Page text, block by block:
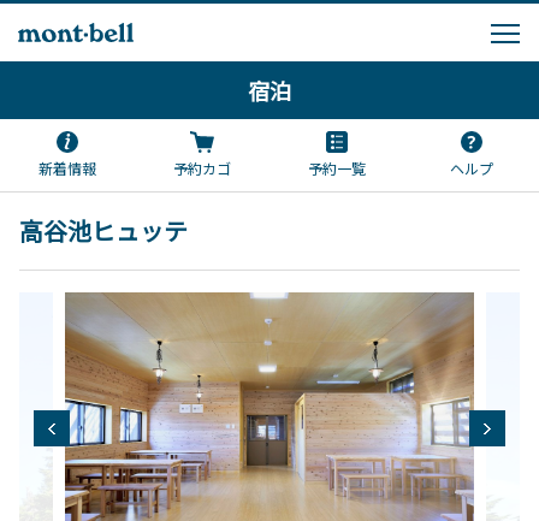
宿泊
新着情報 予約カゴ 予約一覧 ヘルプ
高谷池ヒュッテ